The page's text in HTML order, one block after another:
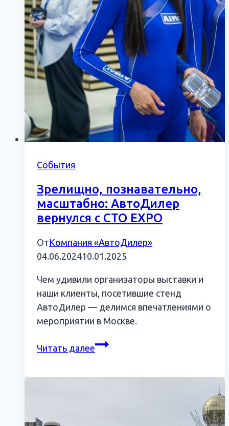
События
Зрелищно, познавательно,
масштабно: АвтоДилер
вернулся с СТО EXPO
ОтКомпания «АвтоДилер»
04.06.202410.01.2025
Чем удивили организаторы выставки и
наши клиенты, посетившие стенд
АвтоДилер — делимся впечатлениями о
мероприятии в Москве.
Читать далееЗрелищно,